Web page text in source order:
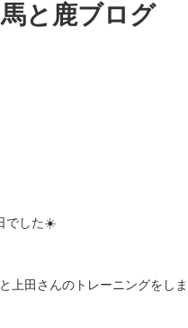
と鹿ブログ
でした☀️
上田さんのトレーニングをし